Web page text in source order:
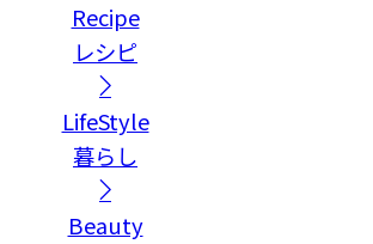
Recipe
レシピ
LifeStyle
暮らし
Beauty